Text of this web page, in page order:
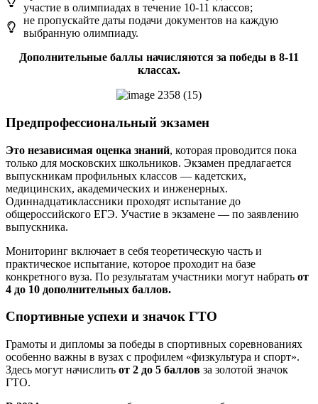
участие в олимпиадах в течение 10-11 классов;
не пропускайте даты подачи документов на каждую
выбранную олимпиаду.
Дополнительные баллы начисляются за победы в 8-11
классах.
Предпрофессиональный экзамен
Это независимая оценка знаний, которая проводится пока
только для московских школьников. Экзамен предлагается
выпускникам профильных классов — кадетских,
медицинских, академических и инженерных.
Одиннадцатиклассники проходят испытание до
общероссийского ЕГЭ. Участие в экзамене — по заявлению
выпускника.
Мониторинг включает в себя теоретическую часть и
практическое испытание, которое проходит на базе
конкретного вуза. По результатам участники могут набрать от
4 до 10 дополнительных баллов.
Спортивные успехи и значок ГТО
Грамоты и дипломы за победы в спортивных соревнованиях
особенно важны в вузах с профилем «физкультура и спорт».
Здесь могут начислить от 2 до 5 баллов за золотой значок
ГТО.